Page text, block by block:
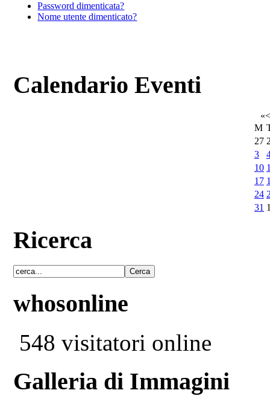
Password dimenticata?
Nome utente dimenticato?
Calendario Eventi
«<
M
27
3
10
17
24
31
Ricerca
whosonline
548 visitatori online
Galleria di Immagini